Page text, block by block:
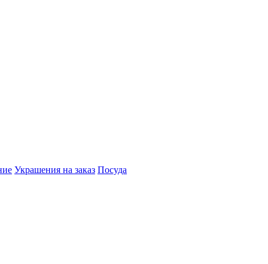
Украшения на заказ Посуда